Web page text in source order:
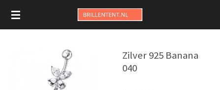
Ga
direct
Zilver 925 Banana
040